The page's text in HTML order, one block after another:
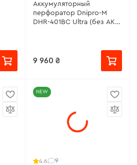
Аккумуляторный
перфоратор Dnipro-M
DHR-401BC Ultra (без АКБ
9 960 ₴
NEW
4.6 9